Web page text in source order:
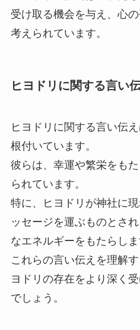
受け取る機会を与え、心
考えられています。
ヒヨドリに関する言い
ヒヨドリに関する言い伝
根付いています。
彼らは、幸運や繁栄をも
られています。
特に、ヒヨドリが神社に
ッセージを運ぶものとさ
なエネルギーをもたらしま
これらの言い伝えを理解
ヨドリの存在をより深く
でしょう。